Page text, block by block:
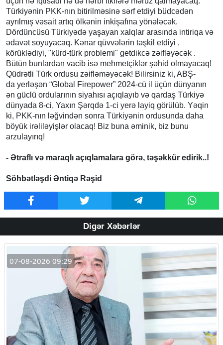
Türkiyənin PKK-nın bitirilməsinə sərf etdiyi büdcədən
ayrılmış vəsait artıq ölkənin inkişafına yönələcək.
Dördüncüsü Türkiyədə yaşayan xalqlar arasında intiriqa və
ədavət soyuyacaq. Kənar qüvvələrin təşkil etdiyi ,
körüklədiyi, "kürd-türk problemi" getdikcə zəifləyəcək .
Bütün bunlardan vacib isə mehmetçiklər şəhid olmayacaq!
Qüdrətli Türk ordusu zəifləməyəcək! Bilirsiniz ki, ABŞ-
da yerləşən “Global Firepower” 2024-cü il üçün dünyanın
ən güclü ordularının siyahısı açıqlayıb və qardaş Türkiyə
dünyada 8-ci, Yaxın Şərqdə 1-ci yerə layiq görülüb. Yəqin
ki, PKK-nın ləğvindən sonra Türkiyənin ordusunda daha
böyük irəliləyişlər olacaq! Biz buna əminik, biz bunu
arzulayırıq!
- Ətraflı və maraqlı açıqlamalara görə, təşəkkür edirik..!
Söhbətləşdi Əntiqə Rəşid
Digər Xəbərlər
07-08-2026 09:29